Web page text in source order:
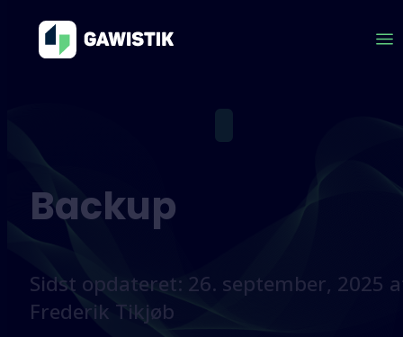
Backup
Sidst opdateret: 26. september, 2025
Frederik Tikjøb